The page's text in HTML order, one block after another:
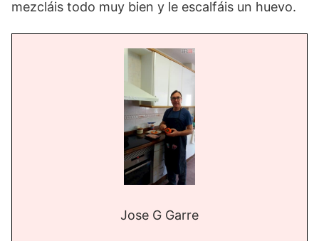
mezcláis todo muy bien y le escalfáis un huevo.
Jose G Garre